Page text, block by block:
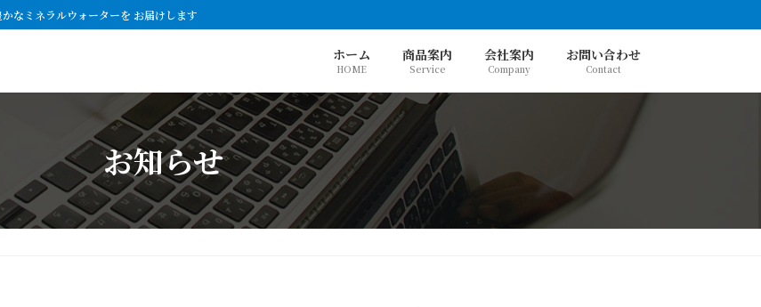
なミネラルウォーターを お届けします
ホーム
HOME
商品案内
Service
会社案内
Company
お問い合わせ
Contact
お知らせ